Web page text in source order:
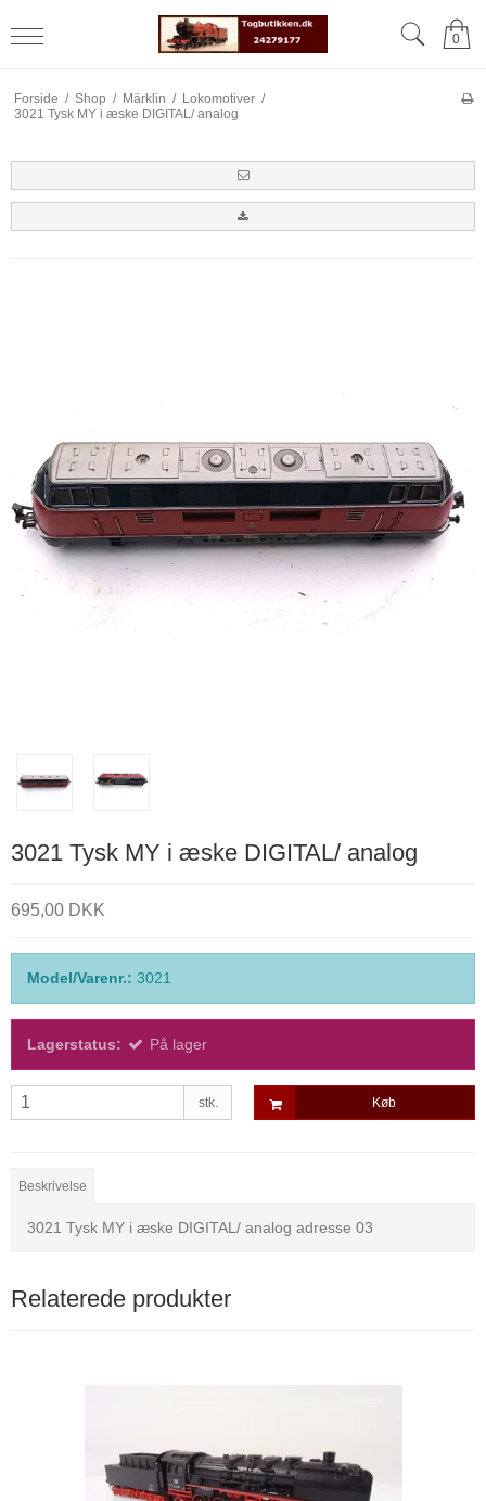
0
Forside / Shop / Märklin / Lokomotiver /
3021 Tysk MY i æske DIGITAL/ analog
3021 Tysk MY i æske DIGITAL/ analog
695,00 DKK
Model/Varenr.: 3021
Lagerstatus: På lager
stk. Køb
Beskrivelse
3021 Tysk MY i æske DIGITAL/ analog adresse 03
Relaterede produkter